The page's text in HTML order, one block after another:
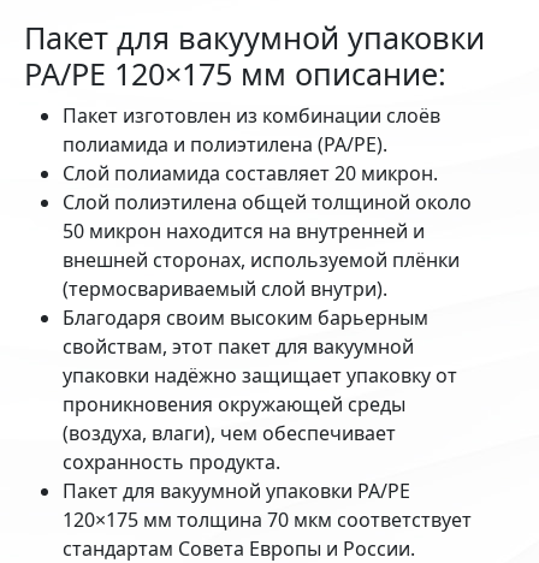
Пакет для вакуумной упаковки
PA/PE 120×175 мм описание:
Пакет изготовлен из комбинации слоёв
полиамида и полиэтилена (PA/PE).
Слой полиамида составляет 20 микрон.
Слой полиэтилена общей толщиной около
50 микрон находится на внутренней и
внешней сторонах, используемой плёнки
(термосвариваемый слой внутри).
Благодаря своим высоким барьерным
свойствам, этот пакет для вакуумной
упаковки надёжно защищает упаковку от
проникновения окружающей среды
(воздуха, влаги), чем обеспечивает
сохранность продукта.
Пакет для вакуумной упаковки PA/PE
120×175 мм толщина 70 мкм соответствует
стандартам Совета Европы и России.